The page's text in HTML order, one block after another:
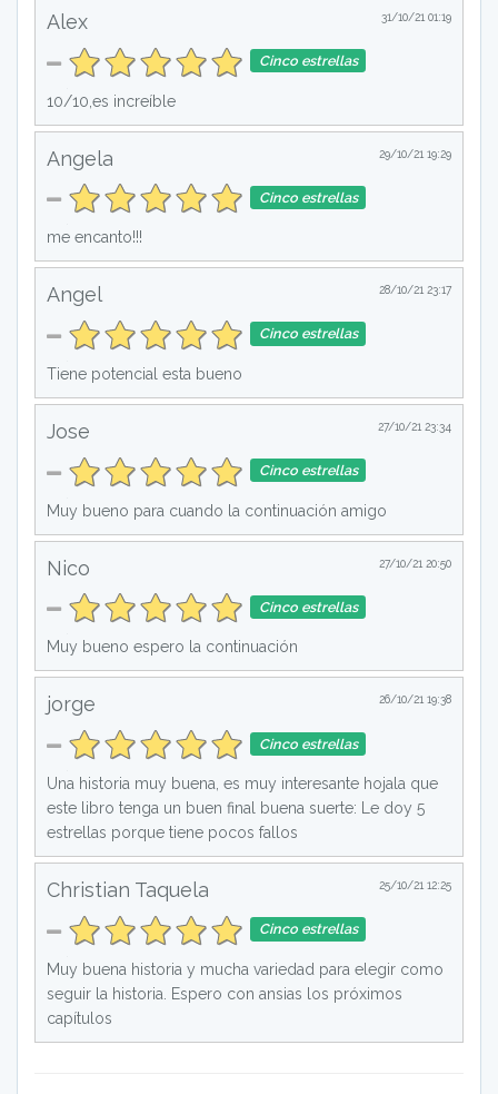
31/10/21 01:19
Alex
Cinco estrellas
10/10,es increíble
29/10/21 19:29
Angela
Cinco estrellas
me encanto!!!
28/10/21 23:17
Angel
Cinco estrellas
Tiene potencial esta bueno
27/10/21 23:34
Jose
Cinco estrellas
Muy bueno para cuando la continuación amigo
27/10/21 20:50
Nico
Cinco estrellas
Muy bueno espero la continuación
26/10/21 19:38
jorge
Cinco estrellas
Una historia muy buena, es muy interesante hojala que
este libro tenga un buen final buena suerte: Le doy 5
estrellas porque tiene pocos fallos
25/10/21 12:25
Christian Taquela
Cinco estrellas
Muy buena historia y mucha variedad para elegir como
seguir la historia. Espero con ansias los próximos
capítulos